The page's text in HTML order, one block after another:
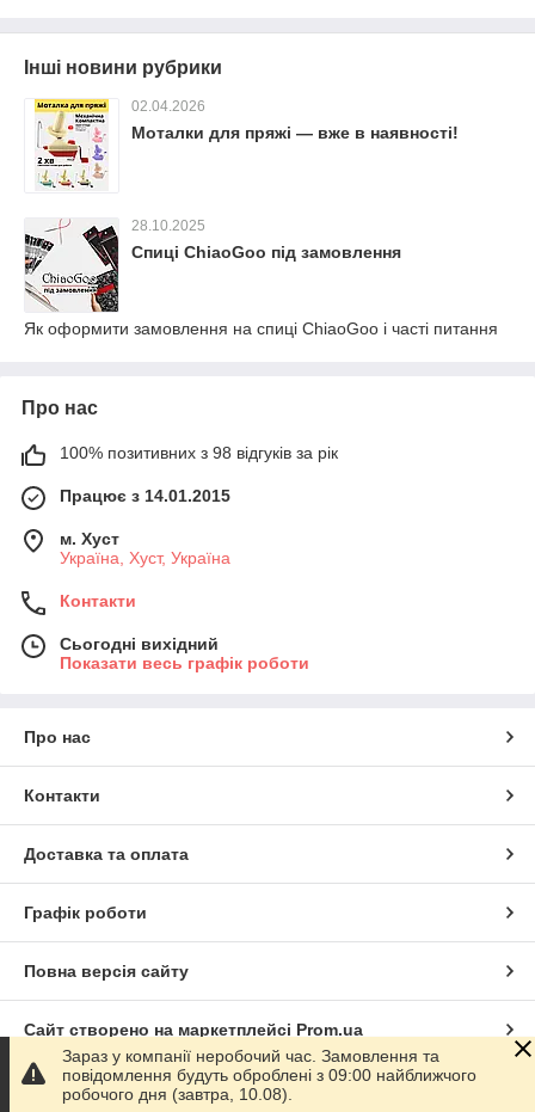
Інші новини рубрики
02.04.2026
Моталки для пряжі — вже в наявності!
28.10.2025
Спиці ChiaoGoo під замовлення
Як оформити замовлення на спиці ChiaoGoo і часті питання
Про нас
100% позитивних з 98 відгуків за рік
Працює з 14.01.2015
м. Хуст
Україна, Хуст, Україна
Контакти
Сьогодні вихідний
Показати весь графік роботи
Про нас
Контакти
Доставка та оплата
Графік роботи
Повна версія сайту
Сайт створено на маркетплейсі Prom.ua
Політика конфіденційності
Зараз у компанії неробочий час. Замовлення та
повідомлення будуть оброблені з 09:00 найближчого
робочого дня (завтра, 10.08).